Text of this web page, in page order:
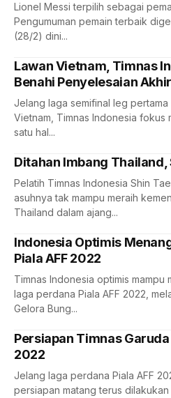
Lionel Messi terpilih sebagai
Pengumuman pemain terbaik
(28/2) dini...
Lawan Vietnam, Timnas
Benahi Penyelesaian Akhir
Jelang laga semifinal leg pertama
Vietnam, Timnas Indonesia fokus
satu hal...
Ditahan Imbang Thailand,
Pelatih Timnas Indonesia Shin
asuhnya tak mampu meraih
Thailand dalam ajang...
Indonesia Optimis
Piala AFF 2022
Timnas Indonesia optimis mampu
laga perdana Piala AFF 2022,
Gelora Bung...
Persiapan Timnas
2022
Jelang laga perdana Piala AFF
persiapan matang terus